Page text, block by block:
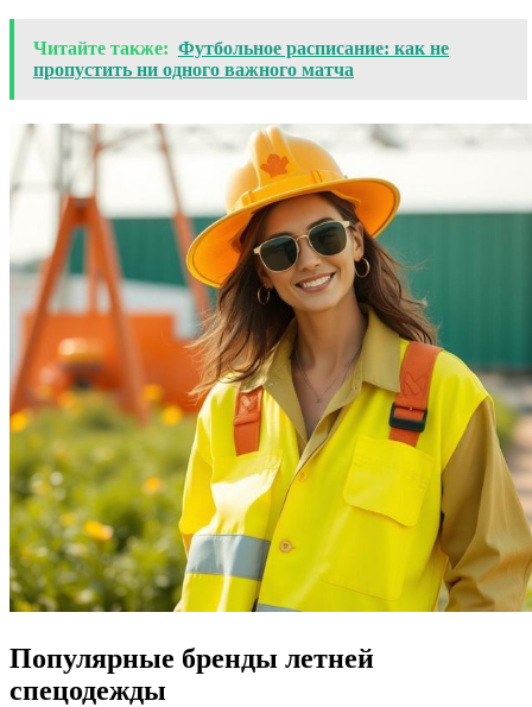
Читайте также: Футбольное расписание: как не
пропустить ни одного важного матча
Популярные бренды летней
спецодежды